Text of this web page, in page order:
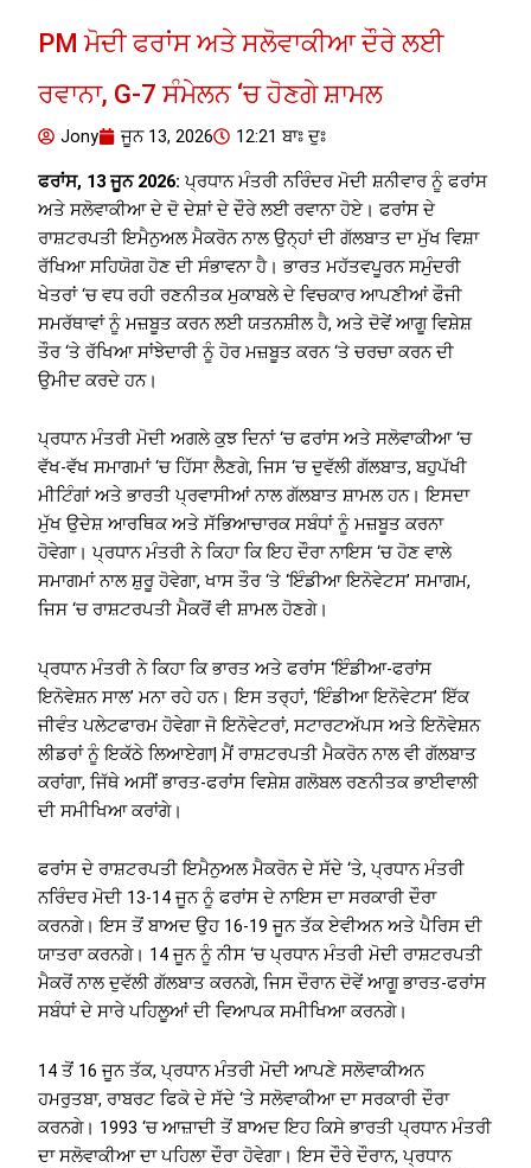
PM ਮੋਦੀ ਫਰਾਂਸ ਅਤੇ ਸਲੋਵਾਕੀਆ ਦੌਰੇ ਲਈ
ਰਵਾਨਾ, G-7 ਸੰਮੇਲਨ ‘ਚ ਹੋਣਗੇ ਸ਼ਾਮਲ
Jony ਜੂਨ 13, 2026 12:21 ਬਾਃ ਦੁਃ
ਫਰਾਂਸ, 13 ਜੂਨ 2026: ਪ੍ਰਧਾਨ ਮੰਤਰੀ ਨਰਿੰਦਰ ਮੋਦੀ ਸ਼ਨੀਵਾਰ ਨੂੰ ਫਰਾਂਸ
ਅਤੇ ਸਲੋਵਾਕੀਆ ਦੇ ਦੋ ਦੇਸ਼ਾਂ ਦੇ ਦੌਰੇ ਲਈ ਰਵਾਨਾ ਹੋਏ। ਫਰਾਂਸ ਦੇ
ਰਾਸ਼ਟਰਪਤੀ ਇਮੈਨੁਅਲ ਮੈਕਰੋਨ ਨਾਲ ਉਨ੍ਹਾਂ ਦੀ ਗੱਲਬਾਤ ਦਾ ਮੁੱਖ ਵਿਸ਼ਾ
ਰੱਖਿਆ ਸਹਿਯੋਗ ਹੋਣ ਦੀ ਸੰਭਾਵਨਾ ਹੈ। ਭਾਰਤ ਮਹੱਤਵਪੂਰਨ ਸਮੁੰਦਰੀ
ਖੇਤਰਾਂ ‘ਚ ਵਧ ਰਹੀ ਰਣਨੀਤਕ ਮੁਕਾਬਲੇ ਦੇ ਵਿਚਕਾਰ ਆਪਣੀਆਂ ਫੌਜੀ
ਸਮਰੱਥਾਵਾਂ ਨੂੰ ਮਜ਼ਬੂਤ ​​ਕਰਨ ਲਈ ਯਤਨਸ਼ੀਲ ਹੈ, ਅਤੇ ਦੋਵੇਂ ਆਗੂ ਵਿਸ਼ੇਸ਼
ਤੌਰ ‘ਤੇ ਰੱਖਿਆ ਸਾਂਝੇਦਾਰੀ ਨੂੰ ਹੋਰ ਮਜ਼ਬੂਤ ​​ਕਰਨ ‘ਤੇ ਚਰਚਾ ਕਰਨ ਦੀ
ਉਮੀਦ ਕਰਦੇ ਹਨ।
ਪ੍ਰਧਾਨ ਮੰਤਰੀ ਮੋਦੀ ਅਗਲੇ ਕੁਝ ਦਿਨਾਂ ‘ਚ ਫਰਾਂਸ ਅਤੇ ਸਲੋਵਾਕੀਆ ‘ਚ
ਵੱਖ-ਵੱਖ ਸਮਾਗਮਾਂ ‘ਚ ਹਿੱਸਾ ਲੈਣਗੇ, ਜਿਸ ‘ਚ ਦੁਵੱਲੀ ਗੱਲਬਾਤ, ਬਹੁਪੱਖੀ
ਮੀਟਿੰਗਾਂ ਅਤੇ ਭਾਰਤੀ ਪ੍ਰਵਾਸੀਆਂ ਨਾਲ ਗੱਲਬਾਤ ਸ਼ਾਮਲ ਹਨ। ਇਸਦਾ
ਮੁੱਖ ਉਦੇਸ਼ ਆਰਥਿਕ ਅਤੇ ਸੱਭਿਆਚਾਰਕ ਸਬੰਧਾਂ ਨੂੰ ਮਜ਼ਬੂਤ ​​ਕਰਨਾ
ਹੋਵੇਗਾ। ਪ੍ਰਧਾਨ ਮੰਤਰੀ ਨੇ ਕਿਹਾ ਕਿ ਇਹ ਦੌਰਾ ਨਾਇਸ ‘ਚ ਹੋਣ ਵਾਲੇ
ਸਮਾਗਮਾਂ ਨਾਲ ਸ਼ੁਰੂ ਹੋਵੇਗਾ, ਖਾਸ ਤੌਰ ‘ਤੇ ‘ਇੰਡੀਆ ਇਨੋਵੇਟਸ’ ਸਮਾਗਮ,
ਜਿਸ ‘ਚ ਰਾਸ਼ਟਰਪਤੀ ਮੈਕਰੋਂ ਵੀ ਸ਼ਾਮਲ ਹੋਣਗੇ।
ਪ੍ਰਧਾਨ ਮੰਤਰੀ ਨੇ ਕਿਹਾ ਕਿ ਭਾਰਤ ਅਤੇ ਫਰਾਂਸ ‘ਇੰਡੀਆ-ਫਰਾਂਸ
ਇਨੋਵੇਸ਼ਨ ਸਾਲ’ ਮਨਾ ਰਹੇ ਹਨ। ਇਸ ਤਰ੍ਹਾਂ, ‘ਇੰਡੀਆ ਇਨੋਵੇਟਸ’ ਇੱਕ
ਜੀਵੰਤ ਪਲੇਟਫਾਰਮ ਹੋਵੇਗਾ ਜੋ ਇਨੋਵੇਟਰਾਂ, ਸਟਾਰਟਅੱਪਸ ਅਤੇ ਇਨੋਵੇਸ਼ਨ
ਲੀਡਰਾਂ ਨੂੰ ਇਕੱਠੇ ਲਿਆਏਗਾ| ਮੈਂ ਰਾਸ਼ਟਰਪਤੀ ਮੈਕਰੋਨ ਨਾਲ ਵੀ ਗੱਲਬਾਤ
ਕਰਾਂਗਾ, ਜਿੱਥੇ ਅਸੀਂ ਭਾਰਤ-ਫਰਾਂਸ ਵਿਸ਼ੇਸ਼ ਗਲੋਬਲ ਰਣਨੀਤਕ ਭਾਈਵਾਲੀ
ਦੀ ਸਮੀਖਿਆ ਕਰਾਂਗੇ।
ਫਰਾਂਸ ਦੇ ਰਾਸ਼ਟਰਪਤੀ ਇਮੈਨੁਅਲ ਮੈਕਰੋਨ ਦੇ ਸੱਦੇ ‘ਤੇ, ਪ੍ਰਧਾਨ ਮੰਤਰੀ
ਨਰਿੰਦਰ ਮੋਦੀ 13-14 ਜੂਨ ਨੂੰ ਫਰਾਂਸ ਦੇ ਨਾਇਸ ਦਾ ਸਰਕਾਰੀ ਦੌਰਾ
ਕਰਨਗੇ। ਇਸ ਤੋਂ ਬਾਅਦ ਉਹ 16-19 ਜੂਨ ਤੱਕ ਏਵੀਅਨ ਅਤੇ ਪੈਰਿਸ ਦੀ
ਯਾਤਰਾ ਕਰਨਗੇ। 14 ਜੂਨ ਨੂੰ ਨੀਸ ‘ਚ ਪ੍ਰਧਾਨ ਮੰਤਰੀ ਮੋਦੀ ਰਾਸ਼ਟਰਪਤੀ
ਮੈਕਰੋਂ ਨਾਲ ਦੁਵੱਲੀ ਗੱਲਬਾਤ ਕਰਨਗੇ, ਜਿਸ ਦੌਰਾਨ ਦੋਵੇਂ ਆਗੂ ਭਾਰਤ-ਫਰਾਂਸ
ਸਬੰਧਾਂ ਦੇ ਸਾਰੇ ਪਹਿਲੂਆਂ ਦੀ ਵਿਆਪਕ ਸਮੀਖਿਆ ਕਰਨਗੇ।
14 ਤੋਂ 16 ਜੂਨ ਤੱਕ, ਪ੍ਰਧਾਨ ਮੰਤਰੀ ਮੋਦੀ ਆਪਣੇ ਸਲੋਵਾਕੀਅਨ
ਹਮਰੁਤਬਾ, ਰਾਬਰਟ ਫਿਕੋ ਦੇ ਸੱਦੇ ‘ਤੇ ਸਲੋਵਾਕੀਆ ਦਾ ਸਰਕਾਰੀ ਦੌਰਾ
ਕਰਨਗੇ। 1993 ‘ਚ ਆਜ਼ਾਦੀ ਤੋਂ ਬਾਅਦ ਇਹ ਕਿਸੇ ਭਾਰਤੀ ਪ੍ਰਧਾਨ ਮੰਤਰੀ
ਦਾ ਸਲੋਵਾਕੀਆ ਦਾ ਪਹਿਲਾ ਦੌਰਾ ਹੋਵੇਗਾ। ਇਸ ਦੌਰੇ ਦੌਰਾਨ, ਪ੍ਰਧਾਨ